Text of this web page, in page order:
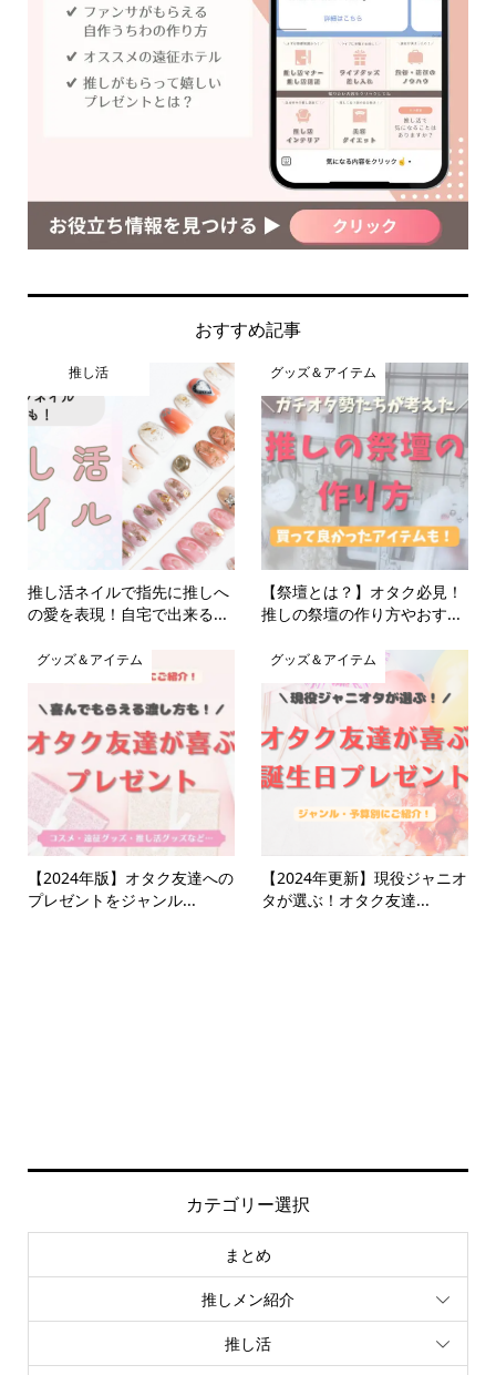
おすすめ記事
推し活
推し活ネイルで指先に推しへ
の愛を表現！自宅で出来る...
グッズ＆アイテム
【祭壇とは？】オタク必見！
推しの祭壇の作り方やおす...
グッズ＆アイテム
【2024年版】オタク友達への
プレゼントをジャンル...
グッズ＆アイテム
【2024年更新】現役ジャニオ
タが選ぶ！オタク友達...
カテゴリー選択
まとめ
推しメン紹介
推し活